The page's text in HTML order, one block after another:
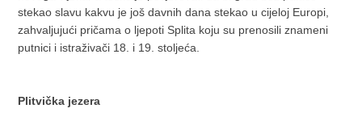
stekao slavu kakvu je još davnih dana stekao u cijeloj Europi,
zahvaljujući pričama o ljepoti Splita koju su prenosili znameni
putnici i istraživači 18. i 19. stoljeća.
Plitvička jezera